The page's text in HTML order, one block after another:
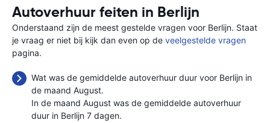
Autoverhuur feiten in Berlijn
Onderstaand zijn de meest gestelde vragen voor Berlijn. Staat
je vraag er niet bij kijk dan even op de veelgestelde vragen
pagina.
Wat was de gemiddelde autoverhuur duur voor Berlijn in
de maand August.
In de maand August was de gemiddelde autoverhuur
duur in Berlijn 7 dagen.